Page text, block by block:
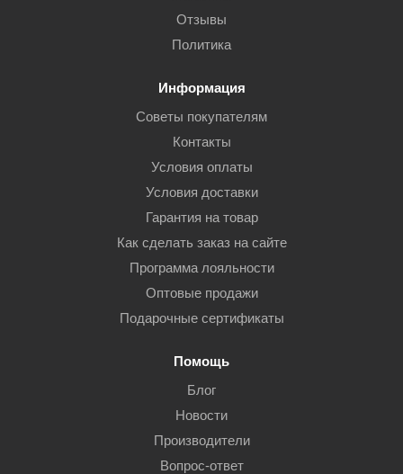
Отзывы
Политика
Информация
Советы покупателям
Контакты
Условия оплаты
Условия доставки
Гарантия на товар
Как сделать заказ на сайте
Программа лояльности
Оптовые продажи
Подарочные сертификаты
Помощь
Блог
Новости
Производители
Вопрос-ответ